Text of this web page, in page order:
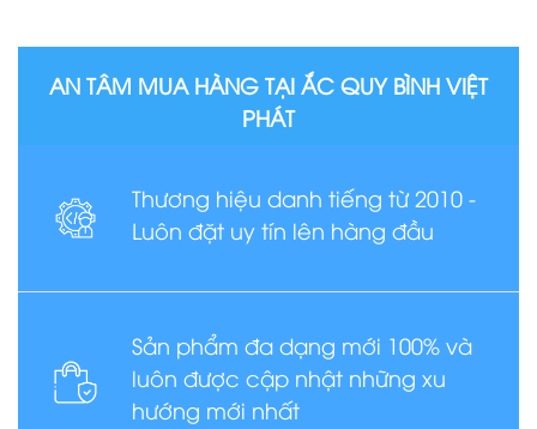
AN TÂM MUA HÀNG TẠI ẮC QUY BÌNH VIỆT
PHÁT
Thương hiệu danh tiếng từ 2010 -
Luôn đặt uy tín lên hàng đầu
Sản phẩm đa dạng mới 100% và
luôn được cập nhật những xu
hướng mới nhất